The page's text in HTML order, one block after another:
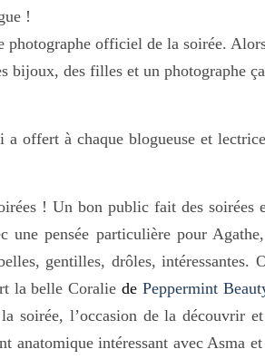
!
photographe officiel de la soirée.
bijoux, des filles et un photographe
a offert à chaque blogueuse et
! Un bon public fait des soirées
une pensée particulière pour
gentilles, drôles, intéressantes.
la belle Coraliede Peppermint
soirée, l’occasion de la découvrir
anatomique intéressant avec Asma